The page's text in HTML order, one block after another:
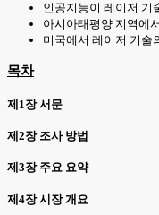
인공지능이 레이저 기
아시아태평양 지역에
미국에서 레이저 기술
목차
제1장 서문
제2장 조사 방법
제3장 주요 요약
제4장 시장 개요